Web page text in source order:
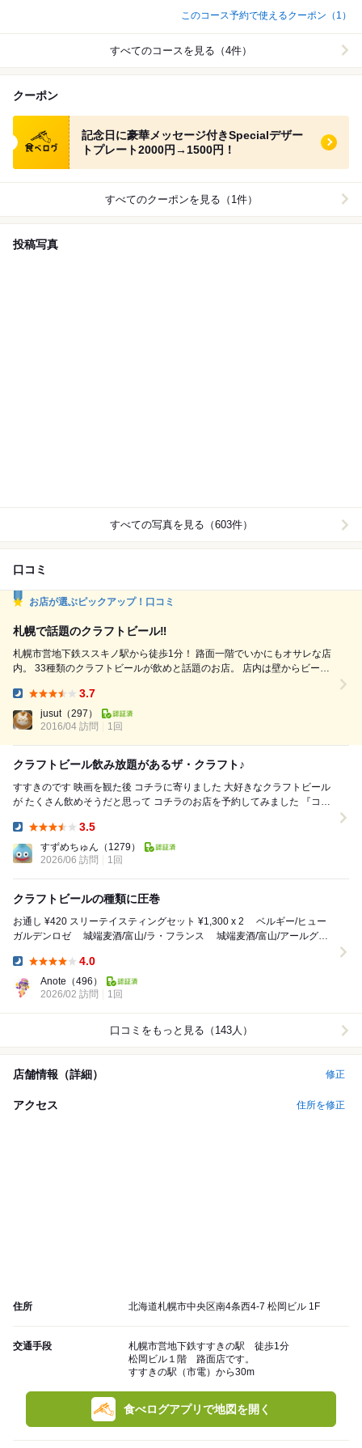
このコース予約で使えるクーポン（1）
すべてのコースを見る（4件）
クーポン
食べログ クーポン
記念日に豪華メッセージ付きSpecialデザー
トプレート2000円→1500円！
すべてのクーポンを見る（1件）
投稿写真
すべての写真を見る（603件）
口コミ
お店が選ぶピックアップ！口コミ
札幌で話題のクラフトビール‼︎
札幌市営地下鉄ススキノ駅から徒歩1分！ 路面一階でいかにもオサレな店
内。 33種類のクラフトビールが飲めと話題のお店。 店内は壁からビール
な〜 カウンター、テーブル、大きなテーブル、個室とバリエーション豊
富、使い勝手が良いお店ですが〜常に混んでま〜す。 ガヤガヤがお好き
な方は喜びますなー フー...
3.7
jusut （297）
2016/04 訪問
1回
クラフトビール飲み放題があるザ・クラフト♪
すすきのです 映画を観た後 コチラに寄りました 大好きなクラフトビール
が たくさん飲めそうだと思って コチラのお店を予約してみました 『コス
3.5
すずめちゅん （1279）
2026/06 訪問
1回
クラフトビールの種類に圧巻
お通し ¥420 スリーテイスティングセット ¥1,300 x 2 ベルギー/ヒュー
ガルデンロゼ 城端麦酒/富山/ラ・フランス 城端麦酒/富山/アールグレ
4.0
Anote （496）
2026/02 訪問
1回
口コミをもっと見る（143人）
店舗情報（詳細） 修正
アクセス 住所を修正
住所 北海道札幌市中央区南4条西4-7 松岡ビル 1F
交通手段
札幌市営地下鉄すすきの駅 徒歩1分
松岡ビル１階 路面店です。
すすきの駅（市電）から30m
食べログアプリで地図を開く